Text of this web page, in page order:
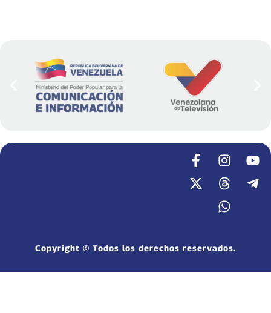
Copyright © Todos los derechos reservados.